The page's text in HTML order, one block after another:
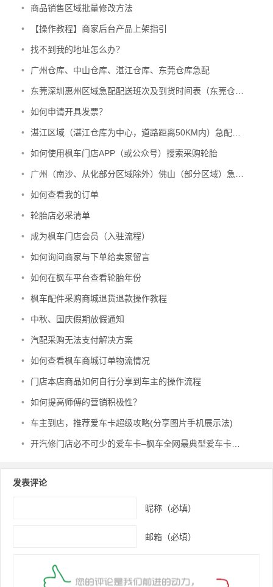
• 商品销售区域批量修改方法
• 【操作教程】商家后台产品上架指引
• 找不到我的地址怎么办？
• 广州仓库、中山仓库、湛江仓库、东莞仓库急配
• 东莞深圳惠州区域急配配送班次及到货时间表（东莞仓配送，12月起运行）
• 如何申请开具发票？
• 湛江区域（湛江仓库为中心，道路距离50KM内）急配配送班次及到货时间表
• 如何使用枫车门店APP（或公众号）搜索采购轮胎
• 广州（南沙、从化部分区域除外）佛山（部分区域）急配配送班次及到货时间表
• 如何查看我的订单
• 轮胎店必采清单
• 成为枫车门店会员（入驻流程）
• 如何询问商家与下单给卖家留言
• 如何在枫车平台查看轮胎年份
• 枫车配件采购商城退货退款操作教程
• 中秋、国庆假期放假通知
• 汽配采购无法支付解决方案
• 如何查看枫车商城订单物流情况
• 门店本店商品如何自行分享到车主的操作流程
• 如何提高师傅的营销积极性？
• 车主到店，推荐爱车卡超级攻略(分享图片手机展示法)
• 开汽修门店必不可少的爱车卡–枫车全网最典型爱车卡直接调用！
发表评论
昵称（必填）
邮箱（必填）